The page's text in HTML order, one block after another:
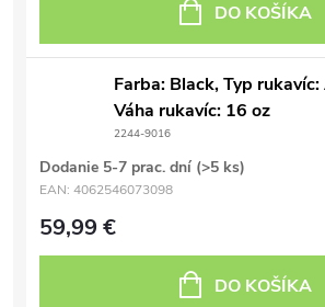
DO KOŠÍKA
Farba: Black, Typ
Váha rukavíc: 16 oz
2244-9016
Dodanie 5-7 prac. dní (>5 ks)
EAN: 4062546073098
59,99 €
DO KOŠÍKA